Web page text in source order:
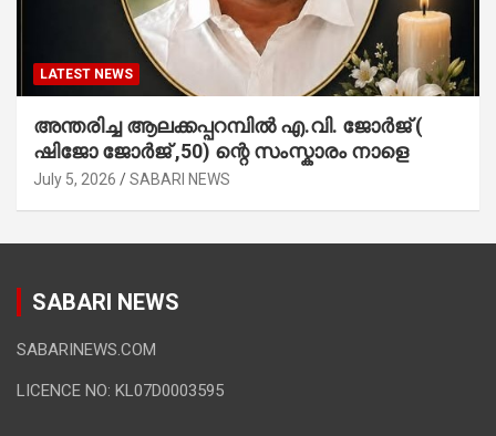
LATEST NEWS
അന്തരിച്ച ആ​ല​ക്ക​പ്പ​റമ്പിൽ​ എ.​വി. ജോ​ർ​ജ് (
ഷിജോ ജോർജ് ,50) ന്റെ സംസ്കാരം നാളെ
July 5, 2026 SABARI NEWS
SABARI NEWS
SABARINEWS.COM
LICENCE NO: KL07D0003595